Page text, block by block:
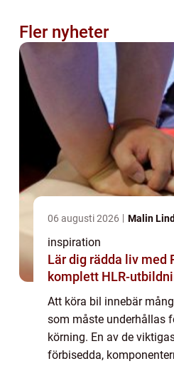
Fler nyheter
06 augusti 2026 Malin
inspiration
Lär dig rädda liv med
komplett HLR-
Att köra bil innebär
som måste underhållas
körning. En av de
förbisedda,